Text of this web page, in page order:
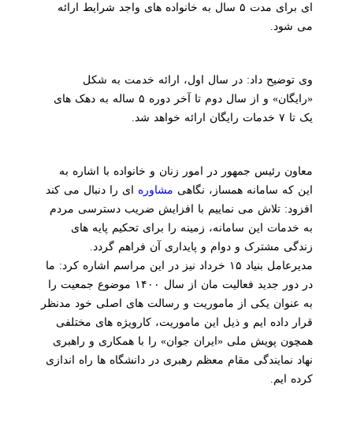
ای برای مدت ۵ سال به خانواده های واجد شرایط ارائه
می شود.
وی توضیح داد: در سال اول، ارائه خدمت به شکل
«رایگان» و از سال دوم تا آخر دوره ۵ ساله به دهک های
یک تا ۷ خدمات رایگان ارائه خواهد شد.
معاون رئیس جمهور در امور زنان و خانواده با اشاره به
این که سامانه همساز، نگاهیمشاورهای را دنبال می کند
افزود: تلاش می نماییم با افزایش ضریب دسترسی مردم
به خدمات این سامانه، زمینه را برای تحکیم پایه های
زندگی مشترک و دوام و پایداری آن فراهم گردد.
مدیرعامل بنیاد ۱۵ خرداد نیز در این مراسم اشاره کرد: ما
در دور جدید فعالیت مان از سال ۱۴۰۰ موضوع جمعیت را
به عنوان یکی از ماموریت و رسالت های اصلی خود مدنظر
قرار داده ایم و ذیل این ماموریت، کارویژه های مختلفی
همچون پویش ملی «ایران جوان» را با همکاری و راهبری
نهاد نمایندگی مقام معظم رهبری در دانشگاه ها راه اندازی
کرده ایم.